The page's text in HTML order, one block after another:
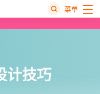
菜单
计技巧